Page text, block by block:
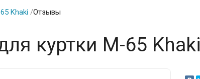
Khaki /Отзывы
куртки М-65 Khaki